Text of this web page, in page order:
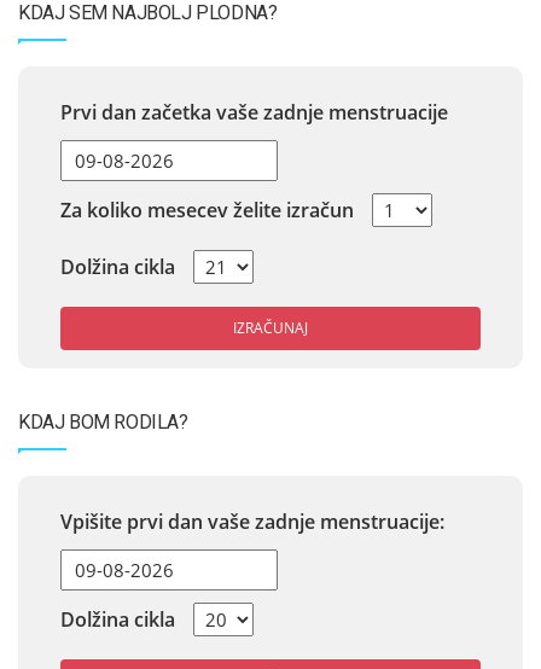
KDAJ SEM NAJBOLJ PLODNA?
Prvi dan začetka vaše zadnje menstruacije
Za koliko mesecev želite izračun
Dolžina cikla
IZRAČUNAJ
KDAJ BOM RODILA?
Vpišite prvi dan vaše zadnje menstruacije:
Dolžina cikla